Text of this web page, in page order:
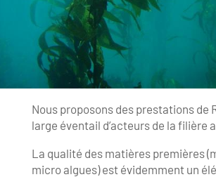
Nous proposons des prestations de
large éventail d’acteurs de la filière
La qualité des matières premières
micro algues) est évidemment un